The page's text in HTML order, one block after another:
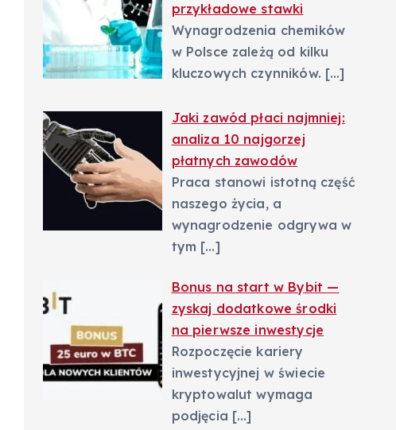
przykładowe stawki
Wynagrodzenia chemików
w Polsce zależą od kilku
kluczowych czynników. […]
Jaki zawód płaci najmniej:
analiza 10 najgorzej
płatnych zawodów
Praca stanowi istotną część
naszego życia, a
wynagrodzenie odgrywa w
tym […]
Bonus na start w Bybit —
zyskaj dodatkowe środki
na pierwsze inwestycje
Rozpoczęcie kariery
inwestycyjnej w świecie
kryptowalut wymaga
podjęcia […]